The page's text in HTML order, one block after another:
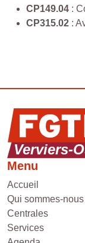
CP149.04 :
CP315.02 :
Menu
Accueil
Qui sommes-
Centrales
Services